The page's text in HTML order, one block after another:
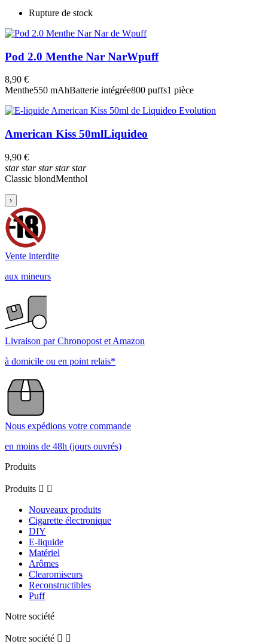
Rupture de stock
Pod 2.0 Menthe Nar NarWpuff
8,90 €
Menthe550 mAhBatterie intégrée800 puffs1 pièce
American Kiss 50mlLiquideo
9,90 €
starstarstarstarstar
Classic blondMenthol
›
Vente interdite
aux mineurs
Livraison par Chronopost et Amazon
à domicile ou en point relais*
Nous expédions votre commande
en moins de 48h (jours ouvrés)
Produits
Produits  
Nouveaux produits
Cigarette électronique
DIY
E-liquide
Matériel
Arômes
Clearomiseurs
Reconstructibles
Puff
Notre société
Notre société  